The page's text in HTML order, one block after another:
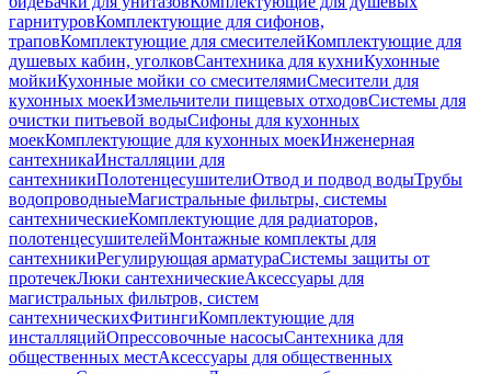
гарнитуровКомплектующие для сифонов,
траповКомплектующие для смесителейКомплектующие для
душевых кабин, уголковСантехника для кухниКухонные
мойкиКухонные мойки со смесителямиСмесители для
кухонных моекИзмельчители пищевых отходовСистемы для
очистки питьевой водыСифоны для кухонных
моекКомплектующие для кухонных моекИнженерная
сантехникаИнсталляции для
сантехникиПолотенцесушителиОтвод и подвод водыТрубы
водопроводныеМагистральные фильтры, системы
сантехническиеКомплектующие для радиаторов,
полотенцесушителейМонтажные комплекты для
сантехникиРегулирующая арматураСистемы защиты от
протечекЛюки сантехническиеАксессуары для
магистральных фильтров, систем
сантехническихФитингиКомплектующие для
инсталляцийОпрессовочные насосыСантехника для
общественных местАксессуары для общественных